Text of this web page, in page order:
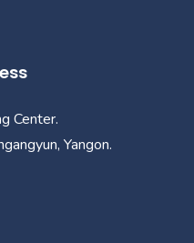
Center.
Yangon.